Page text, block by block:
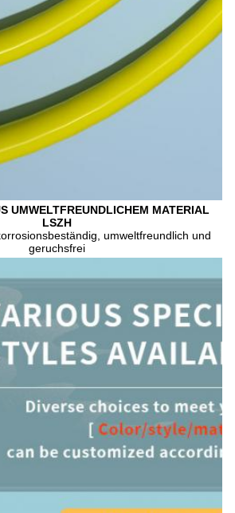
UMWELTFREUNDLICHEM MATERIAL
LSZH
umweltfreundlich und
geruchsfrei